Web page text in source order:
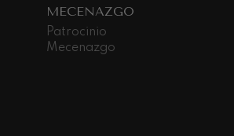
MECENAZGO
Patrocinio
Mecenazgo